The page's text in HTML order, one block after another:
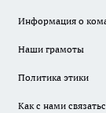
Информация о
Наши грамоты
Политика этики
Как с нами